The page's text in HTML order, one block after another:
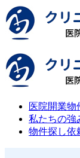
医院開業物
私たちの強
物件探し依